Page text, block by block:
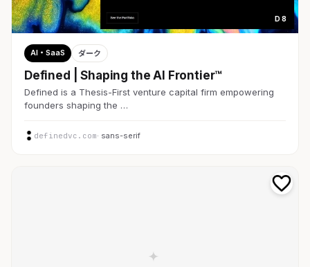
D 8
AI・SaaS ダーク
Defined | Shaping the AI Frontier™
Defined is a Thesis-First venture capital firm empowering
founders shaping the …
definedvc.com· sans-serif